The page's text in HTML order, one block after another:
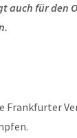
auch für den
Frankfurter